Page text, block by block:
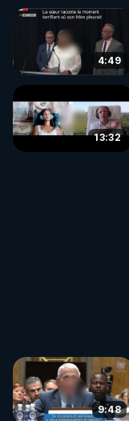
4:49
13:32
9:48